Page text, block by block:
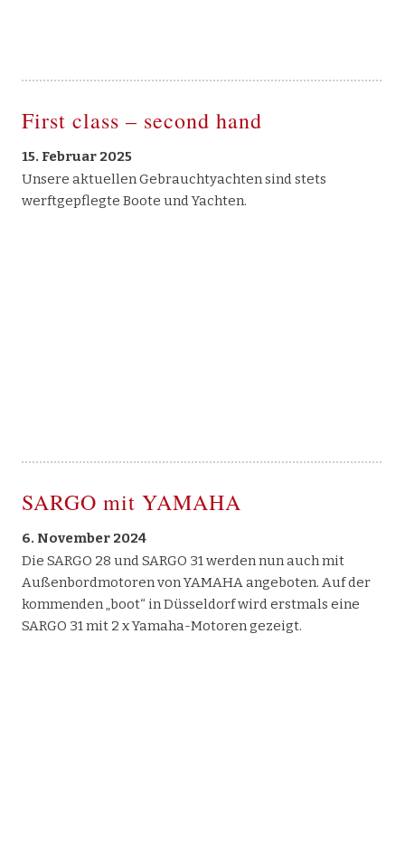
First class – second hand
15. Februar 2025
Unsere aktuellen Gebrauchtyachten sind stets
werftgepflegte Boote und Yachten.
SARGO mit YAMAHA
6. November 2024
Die SARGO 28 und SARGO 31 werden nun auch mit
Außenbordmotoren von YAMAHA angeboten. Auf der
kommenden „boot“ in Düsseldorf wird erstmals eine
SARGO 31 mit 2 x Yamaha-Motoren gezeigt.